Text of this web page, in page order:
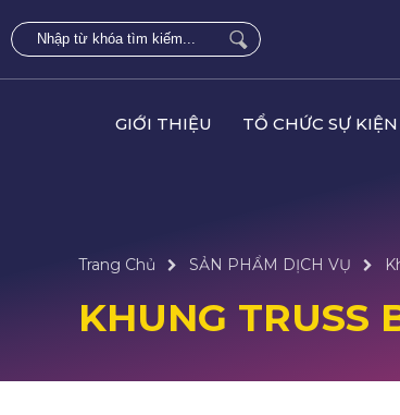
GIỚI THIỆU TỔ CHỨC SỰ KIỆN
Trang Chủ SẢN PHẨM DỊCH VỤ
KHUNG TRUSS